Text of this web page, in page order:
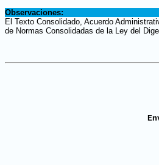
Observaciones:
El Texto Consolidado, Acuerdo
de Normas Consolidadas de la Ley del